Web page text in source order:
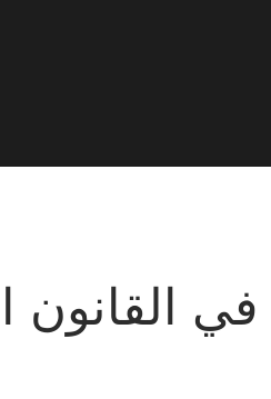
القانون